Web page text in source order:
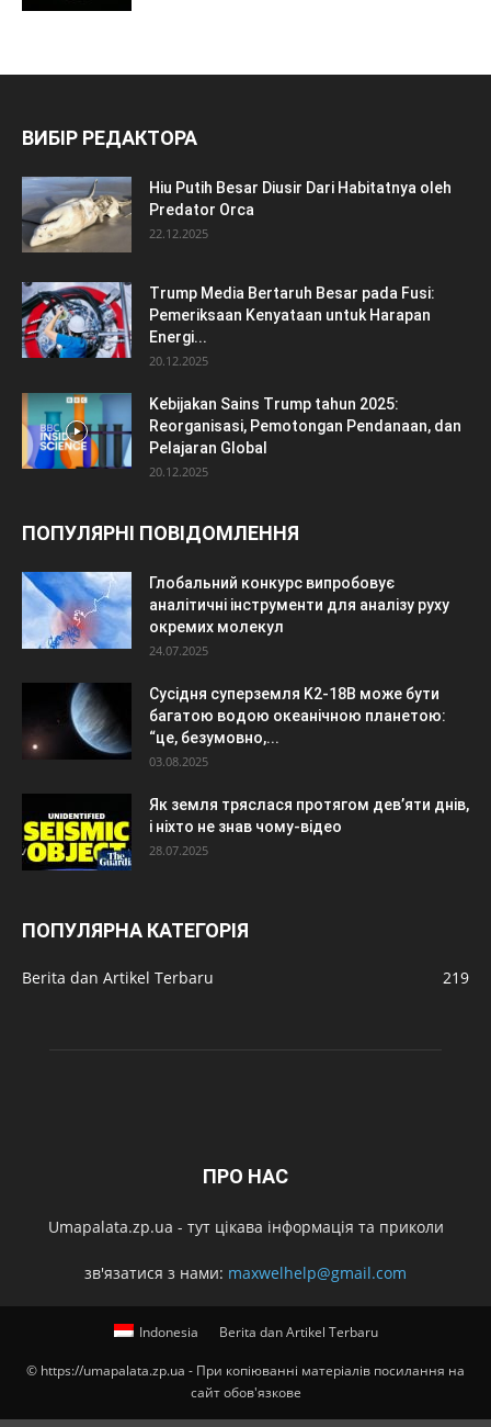
ВИБІР РЕДАКТОРА
Hiu Putih Besar Diusir Dari Habitatnya oleh
Predator Orca
22.12.2025
Trump Media Bertaruh Besar pada Fusi:
Pemeriksaan Kenyataan untuk Harapan
Energi...
20.12.2025
Kebijakan Sains Trump tahun 2025:
Reorganisasi, Pemotongan Pendanaan, dan
Pelajaran Global
20.12.2025
ПОПУЛЯРНІ ПОВІДОМЛЕННЯ
Глобальний конкурс випробовує
аналітичні інструменти для аналізу руху
окремих молекул
24.07.2025
Сусідня суперземля K2-18B може бути
багатою водою океанічною планетою:
“це, безумовно,...
03.08.2025
Як земля тряслася протягом дев’яти днів,
і ніхто не знав чому-відео
28.07.2025
ПОПУЛЯРНА КАТЕГОРІЯ
Berita dan Artikel Terbaru 219
ПРО НАС
Umapalata.zp.ua - тут цікава інформація та приколи
зв'язатися з нами: maxwelhelp@gmail.com
Indonesia Berita dan Artikel Terbaru
© https://umapalata.zp.ua - При копіюванні матеріалів посилання на
сайт обов'язкове